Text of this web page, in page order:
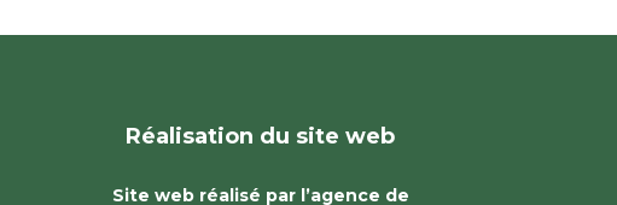
Réalisation du site web
Site web réalisé par l’agence de